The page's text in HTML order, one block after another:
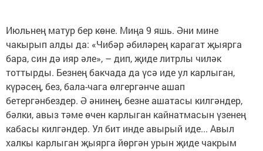
Июльнең матур бер көне. Миңа 9 яшь. Әни мине
чакырып алды да: «Чибәр әбиләрең карагат җыярга
бара, син дә ияр әле», – дип, җиде литрлы чиләк
тоттырды. Безнең бакчада да үсә иде ул карлыган,
күрәсең, без, бала-чага өлгергәнче ашап
бетергәнбездер. Ә әнинең, безне ашатасы килгәндер,
бәлки, авыз тәме өчен карлыган кайнатмасын үзенең
кабасы килгәндер. Ул бит инде авырый иде... Авыл
халкы карлыган җыярга йөргән урын җиде чакрым